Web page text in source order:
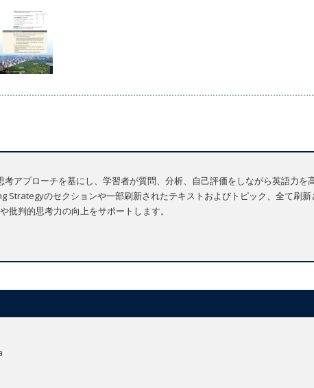
アプローチを基にし、学習者が質問、分析、自己評価をしながら英語力を
Strategyのセクションや一部刷新されたテキストおよびトピック、全て刷
批判的思考力の向上をサポートします。